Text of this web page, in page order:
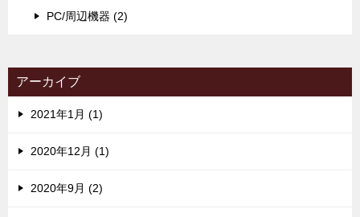
PC/周辺機器 (2)
アーカイブ
2021年1月 (1)
2020年12月 (1)
2020年9月 (2)